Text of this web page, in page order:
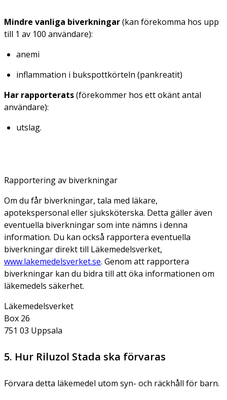
Mindre vanliga biverkningar(kan förekomma hos upp
till 1 av 100 användare):
anemi
inflammation i bukspottkörteln (pankreatit)
Har rapporterats(förekommer hos ett okänt antal
användare):
utslag.
Rapportering av biverkningar
Om du får biverkningar, tala med läkare,
apotekspersonal eller sjuksköterska. Detta gäller även
eventuella biverkningar som inte nämns i denna
information. Du kan också rapportera eventuella
biverkningar direkt till Läkemedelsverket,
www.lakemedelsverket.se. Genom att rapportera
biverkningar kan du bidra till att öka informationen om
läkemedels säkerhet.
Läkemedelsverket
Box 26
751 03 Uppsala
5. Hur Riluzol Stada ska förvaras
Förvara detta läkemedel utom syn- och räckhåll för barn.